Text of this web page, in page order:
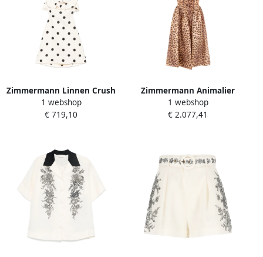
Zimmermann Linnen Crush
Mini Jurk Multicolor Dames
1 webshop
€ 719,10
Zimmermann Animalier
Midi Jurk van Linnen en
Zijde Beige Dames
1 webshop
€ 2.077,41